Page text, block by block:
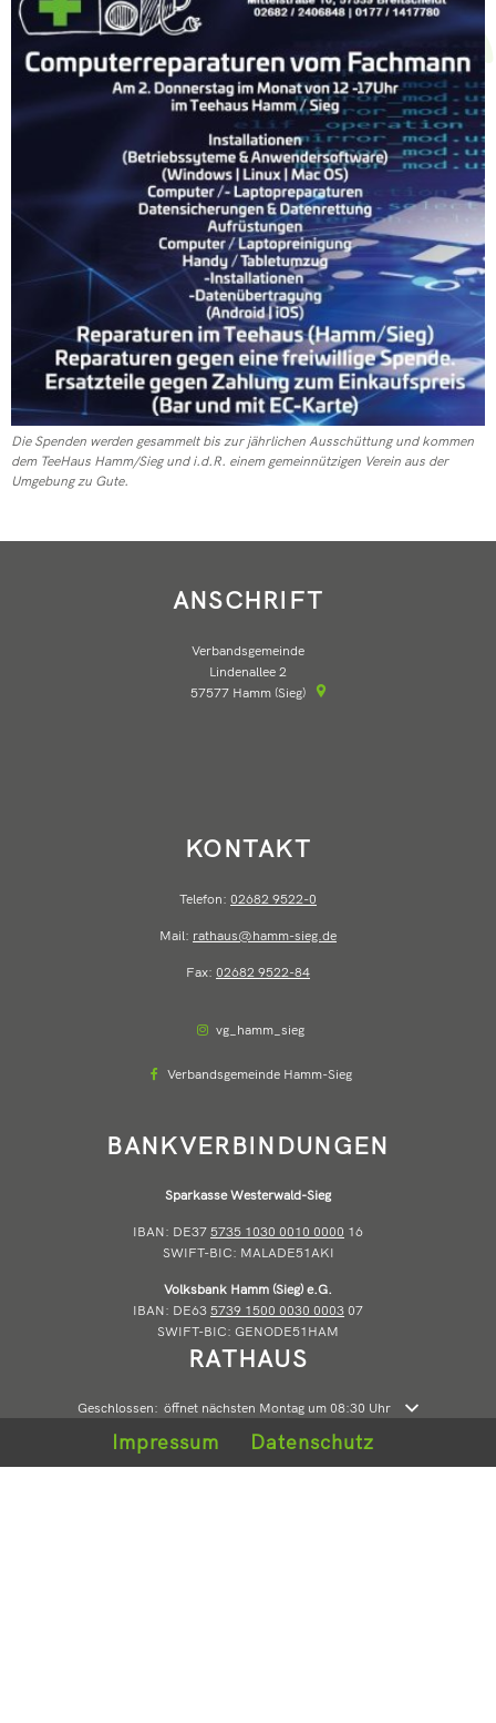
Die Spenden werden gesammelt bis zur jährlichen Ausschüttung und kommen
dem TeeHaus Hamm/Sieg und i.d.R. einem gemeinnützigen Verein aus der
Umgebung zu Gute.
ANSCHRIFT
Verbandsgemeinde
Lindenallee 2
57577 Hamm (Sieg)
KONTAKT
Telefon: 02682 9522-0
Mail: rathaus@hamm-sieg.de
Fax: 02682 9522-84
vg_hamm_sieg
Verbandsgemeinde Hamm-Sieg
BANKVERBINDUNGEN
Sparkasse Westerwald-Sieg
IBAN: DE37 5735 1030 0010 0000 16
SWIFT-BIC: MALADE51AKI
Volksbank Hamm (Sieg) e.G.
IBAN: DE63 5739 1500 0030 0003 07
SWIFT-BIC: GENODE51HAM
RATHAUS
Klicken, um weitere Öffnungs- oder Schließzeiten auszublenden
Geschlossen: öffnet nächsten Montag um 08:30 Uhr
Impressum Datenschutz